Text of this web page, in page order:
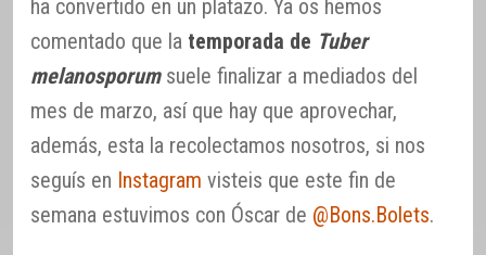
ha convertido en un platazo. Ya os hemos
comentado que la temporada de Tuber
melanosporumsuele finalizar a mediados del
mes de marzo, así que hay que aprovechar,
además, esta la recolectamos nosotros, si nos
seguís en Instagram visteis que este fin de
semana estuvimos con Óscar de @Bons.Bolets.